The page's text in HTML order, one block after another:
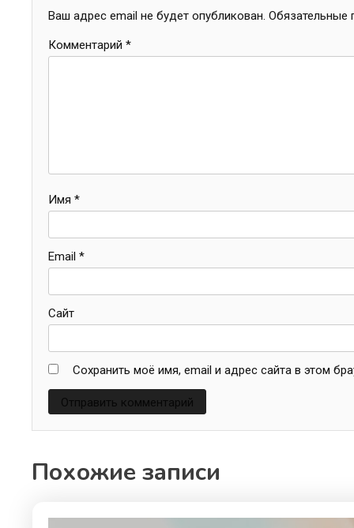
Ваш адрес email не будет опубликован.
Комментарий *
Имя *
Email *
Сайт
Сохранить моё имя, email и адрес сайта в этом
Похожие записи